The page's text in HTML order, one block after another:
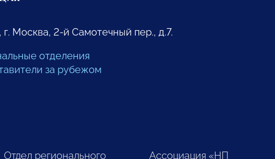
г. Москва, 2-й Самотечный пер., д.7.
отделения
за рубежом
Отдел регионального
Ассоциация «НП